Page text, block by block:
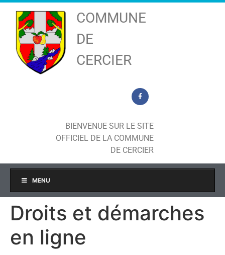
COMMUNE
DE
CERCIER
BIENVENUE SUR LE SITE
OFFICIEL DE LA COMMUNE
DE CERCIER
MENU
Droits et démarches
en ligne